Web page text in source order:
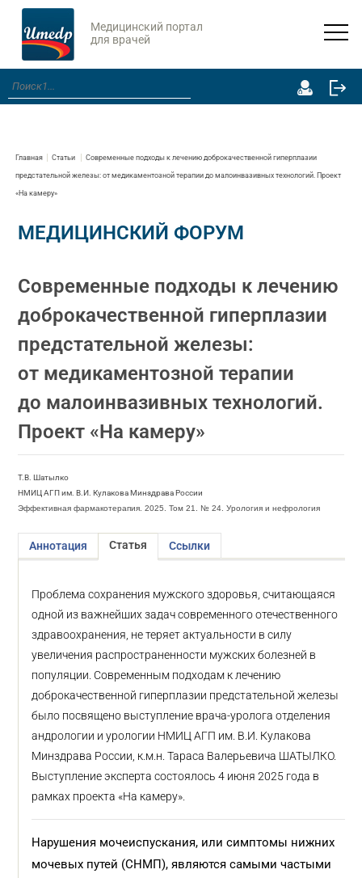
Медицинский портал
для врачей
Главная Статьи Современные подходы к лечению доброкачественной гиперплазии
предстательной железы: от медикаментозной терапии до малоинвазивных технологий. Проект
«На камеру»
МЕДИЦИНСКИЙ ФОРУМ
Современные подходы к лечению
доброкачественной гиперплазии
предстательной железы:
от медикаментозной терапии
до малоинвазивных технологий.
Проект «На камеру»
Т.В. Шатылко
НМИЦ АГП им. В.И. Кулакова Минздрава России
Эффективная фармакотерапия. 2025. Том 21. № 24. Урология и нефрология
Аннотация Статья Ссылки
Проблема сохранения мужского здоровья, считающаяся
одной из важнейших задач современного отечественного
здравоохранения, не теряет актуальности в силу
увеличения распространенности мужских болезней в
популяции. Современным подходам к лечению
доброкачественной гиперплазии предстательной железы
было посвящено выступление врача-уролога отделения
андрологии и урологии НМИЦ АГП им. В.И. Кулакова
Минздрава России, к.м.н. Тараса Валерьевича ШАТЫЛКО.
Выступление эксперта состоялось 4 июня 2025 года в
рамках проекта «На камеру».
Нарушения мочеиспускания, или симптомы нижних
мочевых путей (СНМП), являются самыми частыми